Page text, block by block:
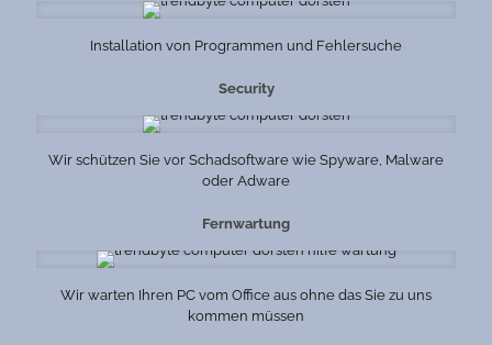
Installation von Programmen und Fehlersuche
Security
Wir schützen Sie vor Schadsoftware wie Spyware, Malware
oder Adware
Fernwartung
Wir warten Ihren PC vom Office aus ohne das Sie zu uns
kommen müssen